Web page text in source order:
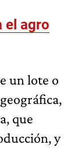
el agro
un lote o
que
y